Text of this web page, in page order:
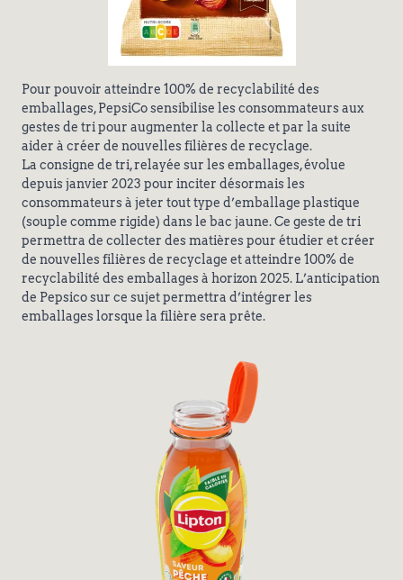
Pour pouvoir atteindre 100% de recyclabilité des
emballages, PepsiCo sensibilise les consommateurs aux
gestes de tri pour augmenter la collecte et par la suite
aider à créer de nouvelles filières de recyclage.
La consigne de tri, relayée sur les emballages, évolue
depuis janvier 2023 pour inciter désormais les
consommateurs à jeter tout type d’emballage plastique
(souple comme rigide) dans le bac jaune. Ce geste de tri
permettra de collecter des matières pour étudier et créer
de nouvelles filières de recyclage et atteindre 100% de
recyclabilité des emballages à horizon 2025. L’anticipation
de Pepsico sur ce sujet permettra d’intégrer les
emballages lorsque la filière sera prête.